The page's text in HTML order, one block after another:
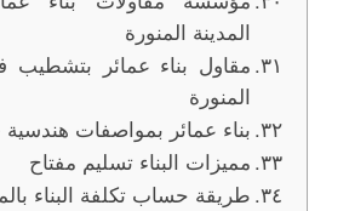
المدينة المنورة
مقاول بناء عمائر بتشطيب
المنورة
بناء عمائر بمواصفات هندسية
مميزات البناء تسليم مفتاح
طريقة حساب تكلفة البناء